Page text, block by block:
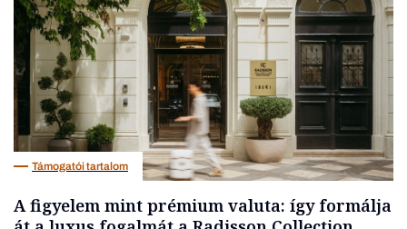
Támogatói tartalom
A figyelem mint prémium valuta: így formálja